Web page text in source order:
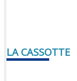
LA CASSOTTE